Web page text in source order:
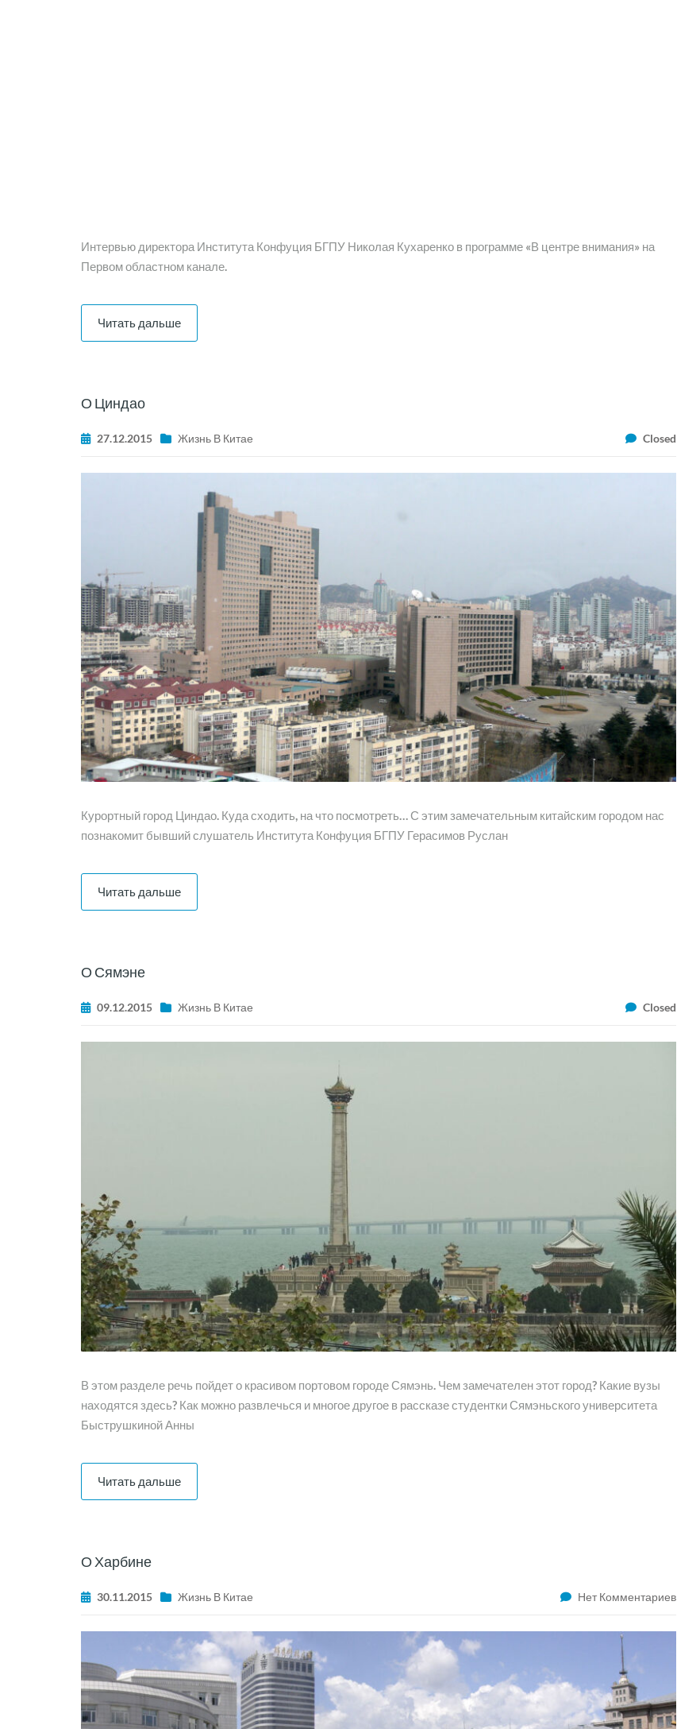
Интервью директора Института Конфуция БГПУ Николая Кухаренко в программе «В центре внимания» на
Первом областном канале.
Читать дальше
О Циндао
27.12.2015 Жизнь В Китае Closed
Курортный город Циндао. Куда сходить, на что посмотреть… С этим замечательным китайским городом нас
познакомит бывший слушатель Института Конфуция БГПУ Герасимов Руслан
Читать дальше
О Сямэне
09.12.2015 Жизнь В Китае Closed
В этом разделе речь пойдет о красивом портовом городе Сямэнь. Чем замечателен этот город? Какие вузы
находятся здесь? Как можно развлечься и многое другое в рассказе студентки Сямэньского университета
Быструшкиной Анны
Читать дальше
О Харбине
30.11.2015 Жизнь В Китае Нет Комментариев